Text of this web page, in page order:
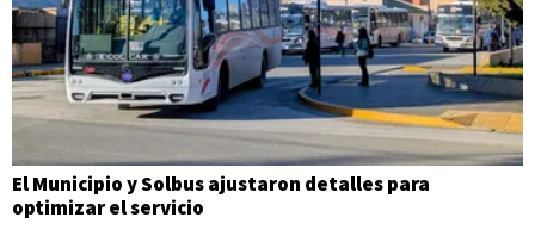
El Municipio y Solbus ajustaron detalles para
optimizar el servicio